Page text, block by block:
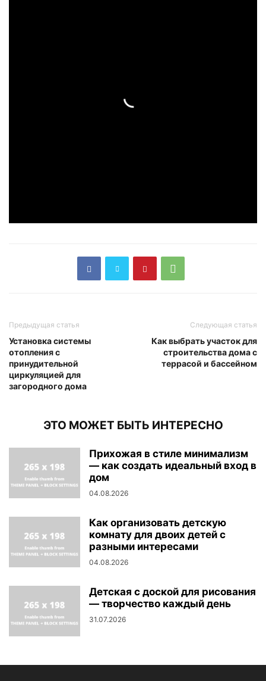
Предыдущая статья
Установка системы
отопления с
принудительной
циркуляцией для
загородного дома
Следующая статья
Как выбрать участок для
строительства дома с
террасой и бассейном
ЭТО МОЖЕТ БЫТЬ ИНТЕРЕСНО
Прихожая в стиле минимализм
— как создать идеальный вход в
дом
04.08.2026
Как организовать детскую
комнату для двоих детей с
разными интересами
04.08.2026
Детская с доской для рисования
— творчество каждый день
31.07.2026